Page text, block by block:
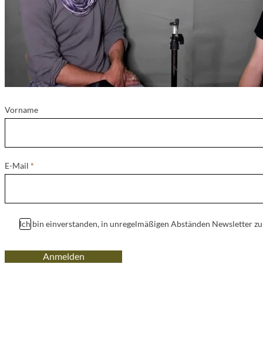
Vorname
E-Mail *
Ich bin einverstanden, in unregelmäßigen Abständen Newsletter
Anmelden